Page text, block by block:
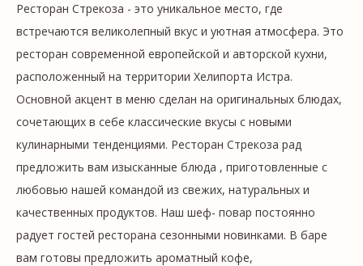
Ресторан Стрекоза - это уникальное место, где
встречаются великолепный вкус и уютная атмосфера. Это
ресторан современной европейской и авторской кухни,
расположенный на территории Хелипорта Истра.
Основной акцент в меню сделан на оригинальных блюдах,
сочетающих в себе классические вкусы с новыми
кулинарными тенденциями. Ресторан Стрекоза рад
предложить вам изысканные блюда , приготовленные с
любовью нашей командой из свежих, натуральных и
качественных продуктов. Наш шеф- повар постоянно
радует гостей ресторана сезонными новинками. В баре
вам готовы предложить ароматный кофе,